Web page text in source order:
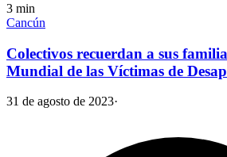
3 min
Cancún
Colectivos recuerdan a sus
Mundial de las Víctimas de
31 de agosto de 2023·